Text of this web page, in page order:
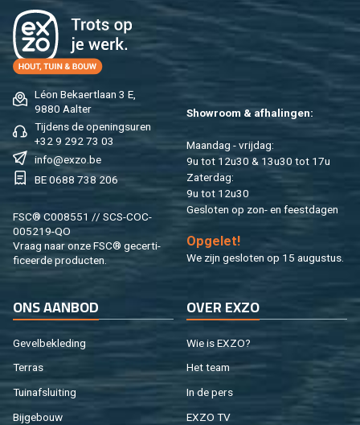
Léon Be­kaert­laan 3 E,
9880 Aal­ter
Tij­dens de ope­nings­uren
+32 9 292 73 03
info@​exzo.​be
BE 0688 738 206
FSC® C008551 // SCS-COC-
005219-QO
Vraag naar onze FSC® ge­cer­ti­
fi­ceer­de pro­duc­ten.
Show­room & af­ha­lin­gen:
Maan­dag - vrij­dag:
9u tot 12u30 & 13u30 tot 17u
Za­ter­dag:
9u tot 12u30
Ge­slo­ten op zon- en feest­da­gen
Op­ge­let!
We zijn ge­slo­ten op 15 au­gus­tus.
ONS AAN­BOD
Ge­vel­be­kle­ding
Ter­ras
Tuin­af­slui­ting
Bij­ge­bouw
OVER EXZO
Wie is EXZO?
Het team
In de pers
EXZO TV